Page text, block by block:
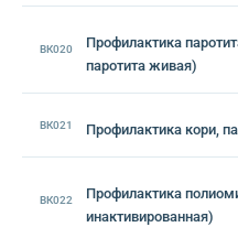
ВК020
Профилактика
паротита живая)
ВК021 Профилактика кори,
ВК022
Профилактика
инактивированная)